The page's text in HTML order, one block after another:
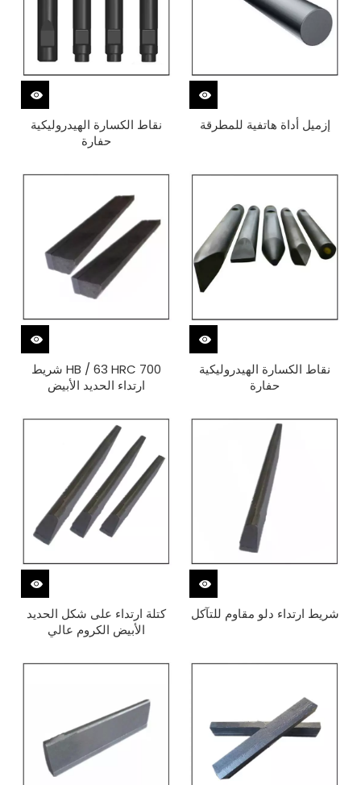
إزميل أداة هاتفية للمطرقة
نقاط الكسارة الهيدروليكية
حفارة
نقاط الكسارة الهيدروليكية
حفارة
700 HB / 63 HRC شريط
ارتداء الحديد الأبيض
شريط ارتداء دلو مقاوم للتآكل
كتلة ارتداء على شكل الحديد
الأبيض الكروم عالي